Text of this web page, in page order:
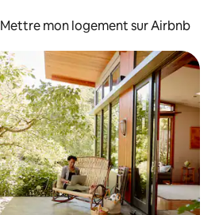
Mettre mon logement sur Airbnb